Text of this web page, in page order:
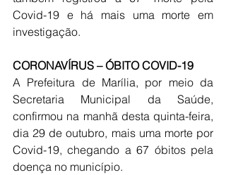
Covid-19 e há mais uma morte em
investigação.
CORONAVÍRUS – ÓBITO COVID-19
A Prefeitura de Marília, por meio da
Secretaria Municipal da Saúde,
confirmou na manhã desta quinta-feira,
dia 29 de outubro, mais uma morte por
Covid-19, chegando a 67 óbitos pela
doença no município.